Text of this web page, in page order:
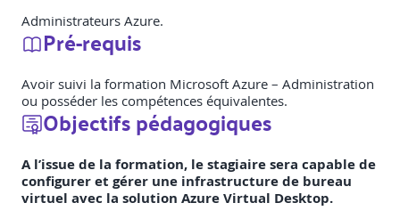
Administrateurs Azure.
Pré-requis
Avoir suivi la formation Microsoft Azure – Administration
ou posséder les compétences équivalentes.
Objectifs pédagogiques
A l’issue de la formation, le stagiaire sera capable de
configurer et gérer une infrastructure de bureau
virtuel avec la solution Azure Virtual Desktop.